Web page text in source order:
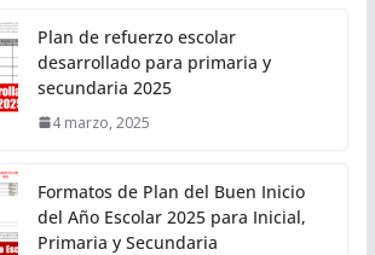
Plan de refuerzo escolar
desarrollado para primaria y
secundaria 2025
4 marzo, 2025
Formatos de Plan del Buen Inicio
del Año Escolar 2025 para Inicial,
Primaria y Secundaria